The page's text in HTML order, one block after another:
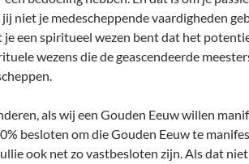
niet je medescheppende vaardigheden
een spiritueel wezen bent dat het
wezens die de geascendeerde
als wij een Gouden Eeuw willen
besloten om die Gouden Eeuw te
ook net zo vastbesloten zijn. Als dat niet